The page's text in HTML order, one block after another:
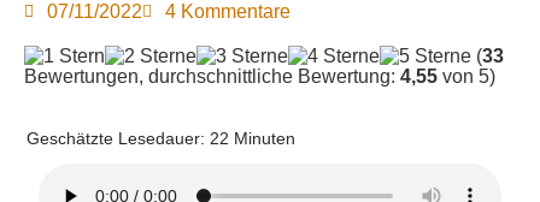
07/11/2022 4 Kommentare
(33
Bewertungen, durchschnittliche Bewertung: 4,55 von 5)
Geschätzte Lesedauer:22 Minuten